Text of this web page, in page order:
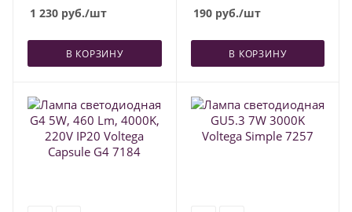
1 230 руб./шт
В КОРЗИНУ
190руб./шт
В КОРЗИНУ